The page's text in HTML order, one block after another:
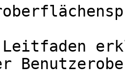
Leitfaden